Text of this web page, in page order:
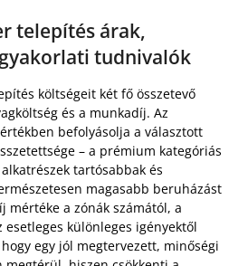
telepítés árak,
tudnivalók
költségeit két fő összetevő
és a munkadíj. Az
befolyásolja a választott
– a prémium kategóriás
tartósabbak és
magasabb beruházást
mértéke a zónák számától, a
különleges igényektől
egy jól megtervezett, minőségi